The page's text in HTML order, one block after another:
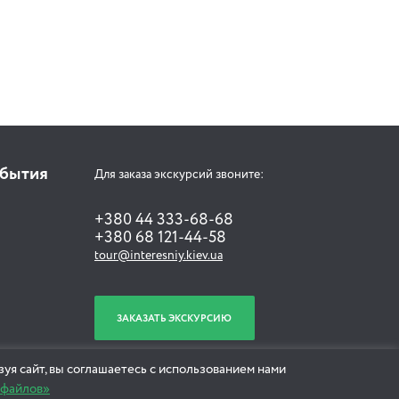
Для заказа экскурсий звоните:
+380 44 333-68-68
+380 68 121-44-58
tour@interesniy.kiev.ua
ЗАКАЗАТЬ ЭКСКУРСИЮ
сайт, вы соглашаетесь с использованием нами